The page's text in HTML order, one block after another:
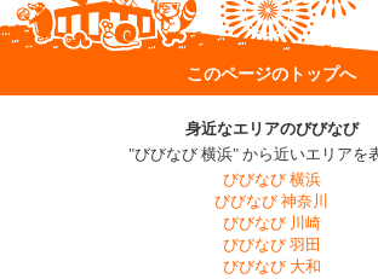
このページのトップへ
身近なエリアのびびなび
"びびなび 横浜" から近いエリアを
びびなび 横浜
びびなび 神奈川
びびなび 川崎
びびなび 羽田
びびなび 大和